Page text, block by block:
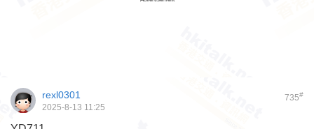
735#
rexl0301
2025-8-13 11:25